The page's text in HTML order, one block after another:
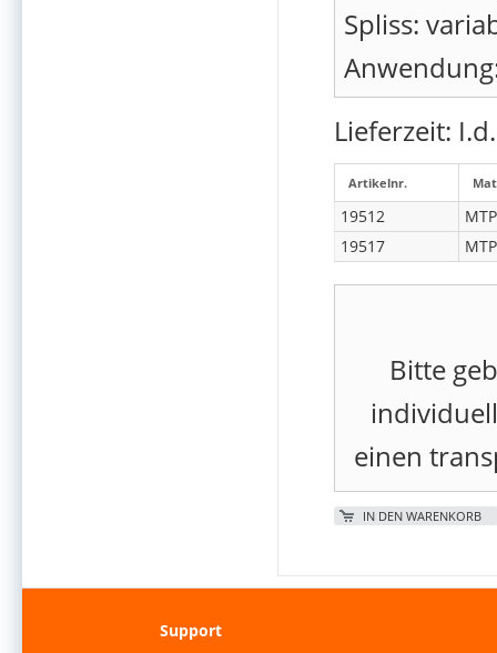
Spliss:
Lieferzeit:
Artikelnr.
19512
19517
Bitte
einen
IN DEN WARENKORB
Support